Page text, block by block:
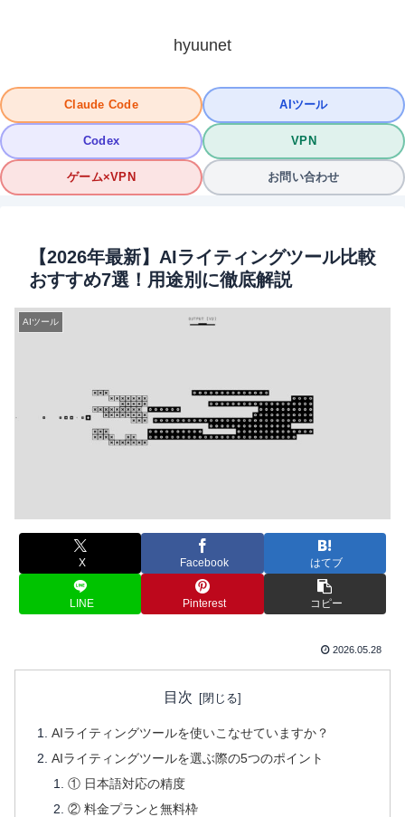
hyuunet
Claude Code AIツール
Codex VPN
ゲーム×VPN お問い合わせ
【2026年最新】AIライティングツール比較
おすすめ7選！用途別に徹底解説
AIツール
X Facebook はてブ
LINE Pinterest コピー
2026.05.28
目次
AIライティングツールを使いこなせていますか？
AIライティングツールを選ぶ際の5つのポイント
① 日本語対応の精度
② 料金プランと無料枠